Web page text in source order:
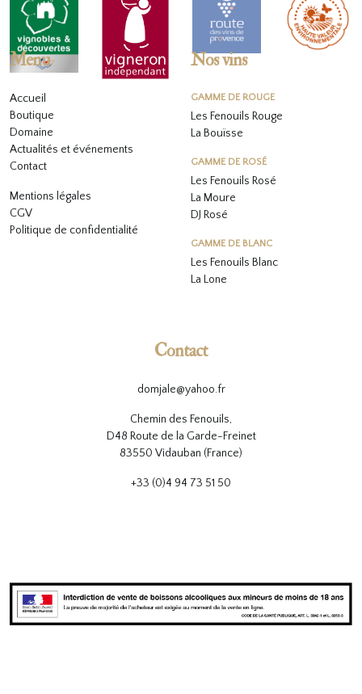
Menu
Accueil
Boutique
Domaine
Actualités et événements
Contact
Mentions légales
CGV
Politique de confidentialité
Nos vins
GAMME DE ROUGE
Les Fenouils Rouge
La Bouïsse
GAMME DE ROSÉ
Les Fenouils Rosé
La Moure
DJ Rosé
GAMME DE BLANC
Les Fenouils Blanc
La Lone
Contact
domjale@yahoo.fr
Chemin des Fenouils,
D48 Route de la Garde-Freinet
83550 Vidauban (France)
+33 (0)4 94 73 51 50